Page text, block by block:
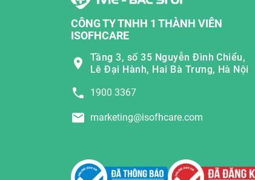
CÔNG TY TNHH 1 THÀNH VIÊN
ISOFHCARE
Tầng 3, số 35 Nguyễn Đình Chiểu,
Lê Đại Hành, Hai Bà Trưng, Hà Nội
1900 3367
marketing@isofhcare.com